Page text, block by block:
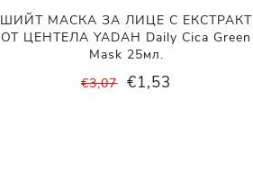
ШИЙТ МАСКА ЗА ЛИЦЕ С ЕКСТРАКТ
ОТ ЦЕНТЕЛА YADAH Daily Cica Green
Mask 25мл.
€3,07 €1,53